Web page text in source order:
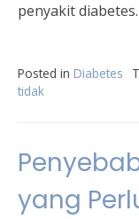
penyakit diabetes.
Posted in Diabetes
tidak
yang